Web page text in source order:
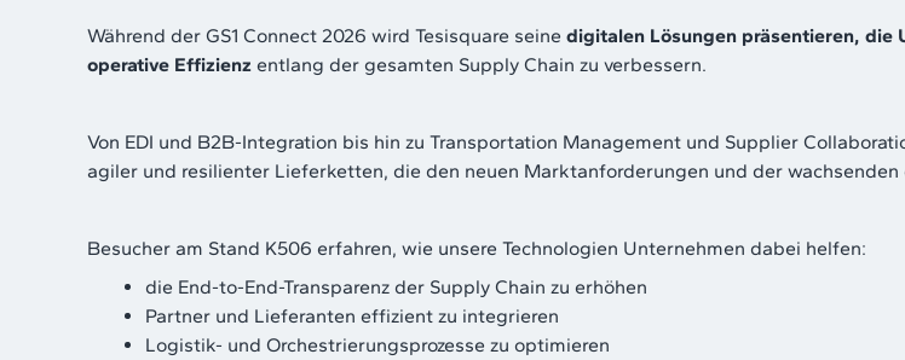
Während der GS1 Connect 2026 wird Tesisquare seine digitalen Lösungen präsentieren, die
operative Effizienz entlang der gesamten Supply Chain zu verbessern.
Von EDI und B2B-Integration bis hin zu Transportation Management und Supplier
agiler und resilienter Lieferketten, die den neuen Marktanforderungen und der
Besucher am Stand K506 erfahren, wie unsere Technologien Unternehmen dabei helfen:
die End-to-End-Transparenz der Supply Chain zu erhöhen
Partner und Lieferanten effizient zu integrieren
Logistik- und Orchestrierungsprozesse zu optimieren